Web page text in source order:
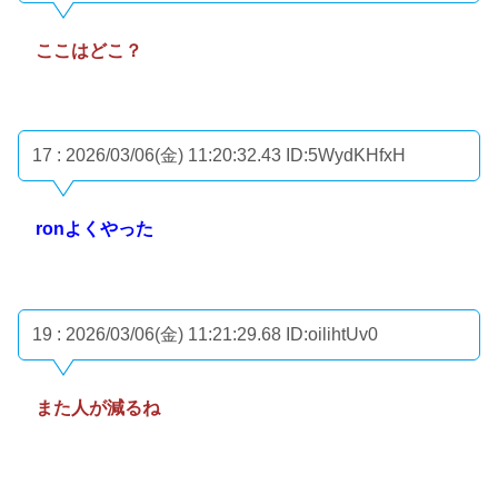
ここはどこ？
17 : 2026/03/06(金) 11:20:32.43 ID:5WydKHfxH
ronよくやった
19 : 2026/03/06(金) 11:21:29.68 ID:oilihtUv0
また人が減るね